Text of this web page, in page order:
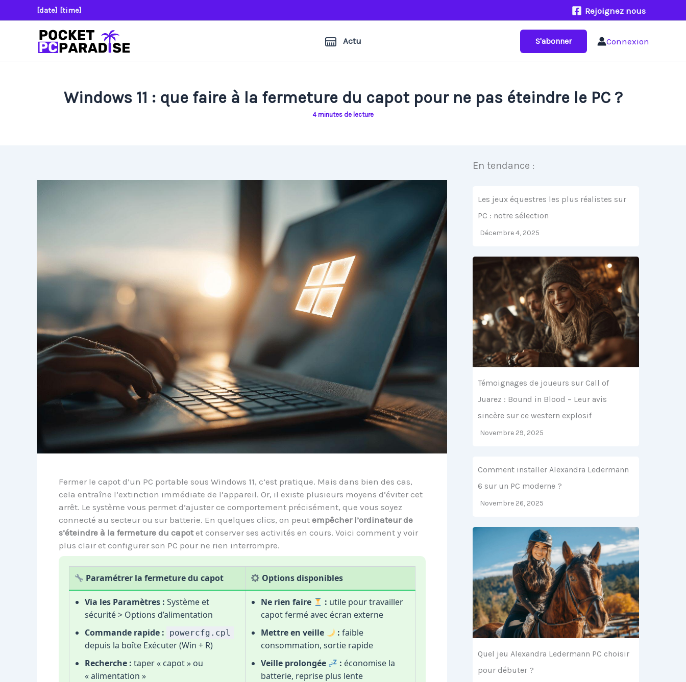
au
[date] [time] Rejoignez nous
Actu S'abonner Connexion
Windows 11 : que faire à la fermeture du capot pour ne pas éteindre le PC ?
4 minutes de lecture
Fermer le capot d’un PC portable sous Windows 11, c’est pratique. Mais dans bien des cas,
cela entraîne l’extinction immédiate de l’appareil. Or, il existe plusieurs moyens d’éviter cet
arrêt. Le système vous permet d’ajuster ce comportement précisément, que vous soyez
connecté au secteur ou sur batterie. En quelques clics, on peut empêcher l’ordinateur de
s’éteindre à la fermeture du capotet conserver ses activités en cours. Voici comment y voir
plus clair et configurer son PC pour ne rien interrompre.
Paramétrer la fermeture du capot Options disponibles
Via les Paramètres : Système et
sécurité > Options d’alimentation
Commande rapide :
powercfg.cpl
depuis la boîte Exécuter (Win + R)
Recherche : taper « capot » ou
« alimentation »
Ne rien faire : utile pour travailler
capot fermé avec écran externe
Mettre en veille
: faible
consommation, sortie rapide
Veille prolongée
: économise la
batterie, reprise plus lente
En tendance :
Les jeux équestres les plus réalistes sur
PC : notre sélection
Décembre 4, 2025
Témoignages de joueurs sur Call of
Juarez : Bound in Blood – Leur avis
sincère sur ce western explosif
Novembre 29, 2025
Comment installer Alexandra Ledermann
6 sur un PC moderne ?
Novembre 26, 2025
Quel jeu Alexandra Ledermann PC choisir
pour débuter ?